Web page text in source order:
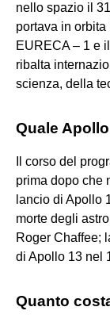
nello spazio il
portava in
EURECA – 1 e
ribalta
scienza, della
Quale
Il corso del
prima dopo che
lancio di Apollo
morte degli
Roger Chaffee;
di Apollo 13 nel
Quanto